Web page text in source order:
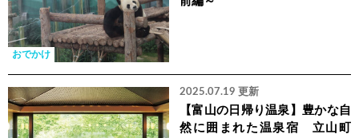
おでかけ
2025.07.19 更新
【富山の日帰り温泉】豊かな自
然に囲まれた温泉宿 立山町